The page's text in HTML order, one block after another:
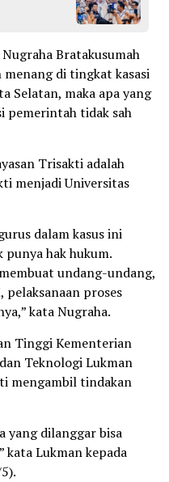
Bratakusumah
menang di tingkat kasasi
Selatan, maka apa yang
pemerintah tidak sah
Trisakti adalah
menjadi Universitas
dalam kasus ini
hak hukum.
undang-undang,
pelaksanaan proses
kata Nugraha.
Tinggi Kementerian
Teknologi Lukman
mengambil tindakan
yang dilanggar bisa
kata Lukman kepada